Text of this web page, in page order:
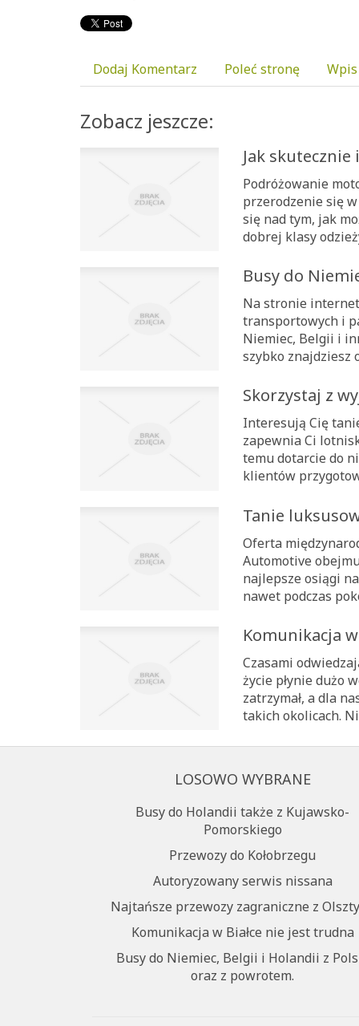
Dodaj Komentarz Poleć stronę
Zobacz jeszcze:
Jak
Podróżowanie
przerodzenie się
się nad tym, jak
dobrej klasy
Busy do
Na stronie
transportowych i
Niemiec, Belgii i
szybko znajdziesz
Skorzystaj z
Interesują Cię
zapewnia Ci
temu dotarcie do
klientów
Tanie
Oferta
Automotive
najlepsze osiągi
nawet podczas
Komunikacja
Czasami
życie płynie dużo
zatrzymał, a dla
takich okolicach.
LOSOWO WYBRANE
Busy do Holandii także z Kujawsko-
Pomorskiego
Przewozy do Kołobrzegu
Autoryzowany serwis nissana
Najtańsze przewozy zagraniczne z
Komunikacja w Białce nie jest trudna
Busy do Niemiec, Belgii i Holandii z
oraz z powrotem.